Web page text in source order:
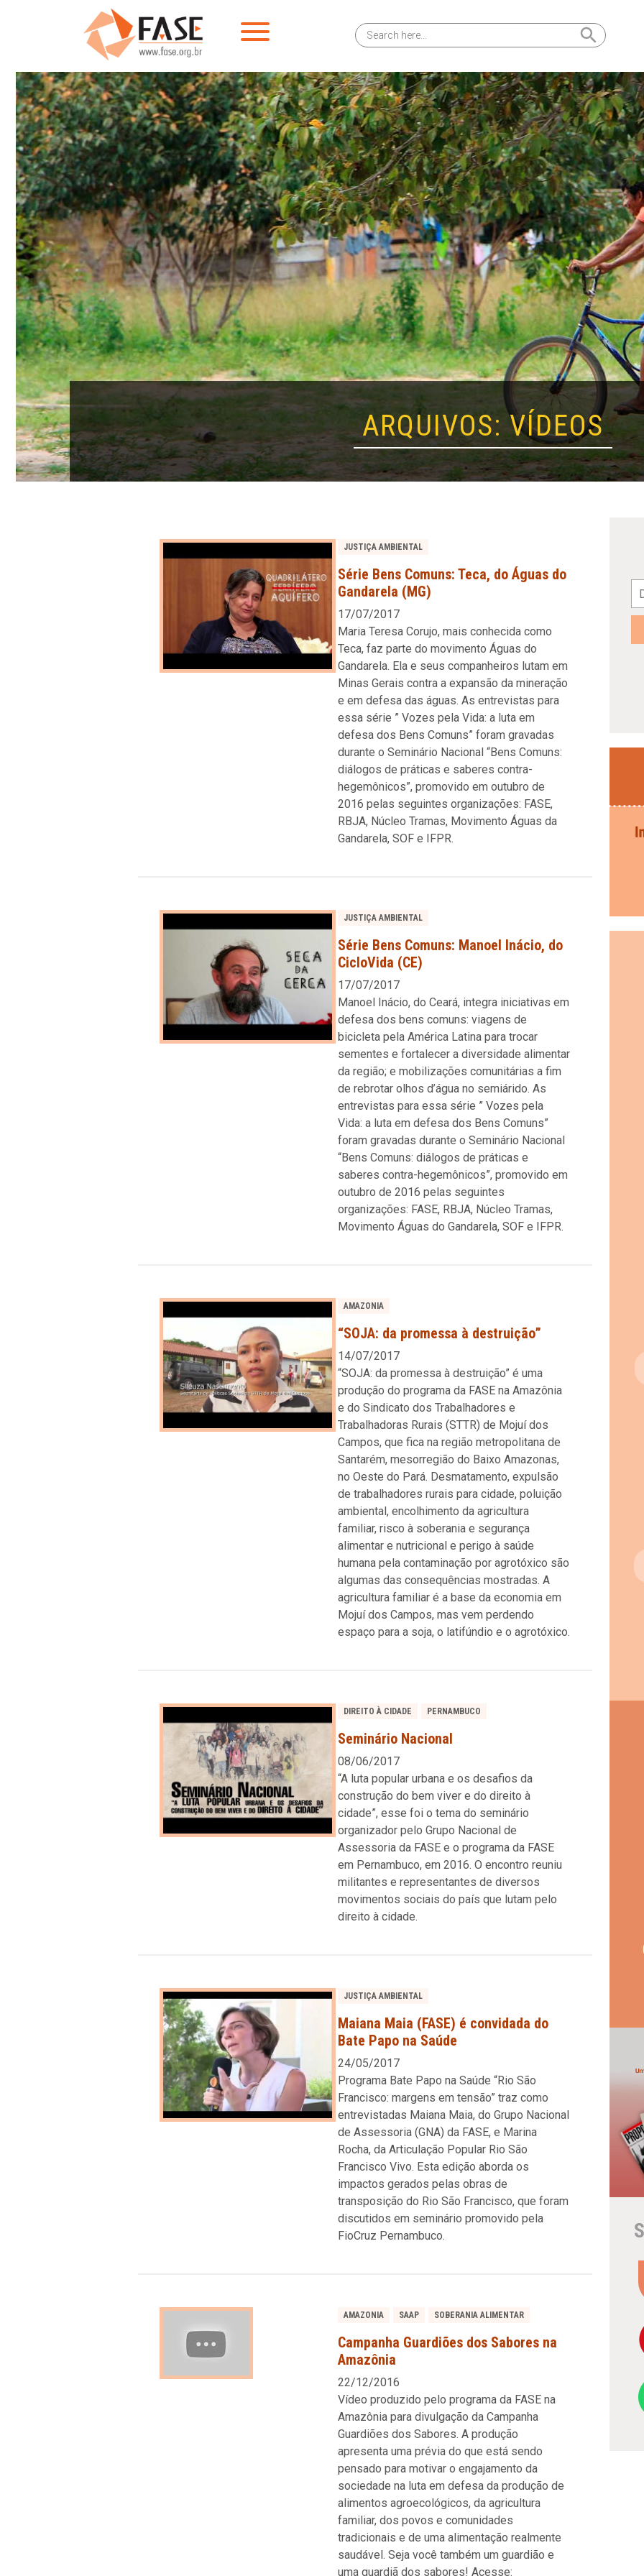
Search
for:
Search Button
ARQUIVOS:VÍDEOS
JUSTIÇA AMBIENTAL
Série Bens Comuns: Teca, do Águas do
Gandarela (MG)
17/07/2017
Maria Teresa Corujo, mais conhecida como
Teca, faz parte do movimento Águas do
Gandarela. Ela e seus companheiros lutam em
Minas Gerais contra a expansão da mineração
e em defesa das águas. As entrevistas para
essa série ” Vozes pela Vida: a luta em
defesa dos Bens Comuns” foram gravadas
durante o Seminário Nacional “Bens Comuns:
diálogos de práticas e saberes contra-
hegemônicos”, promovido em outubro de
2016 pelas seguintes organizações: FASE,
RBJA, Núcleo Tramas, Movimento Águas da
Gandarela, SOF e IFPR.
JUSTIÇA AMBIENTAL
Série Bens Comuns: Manoel Inácio, do
CicloVida (CE)
17/07/2017
Manoel Inácio, do Ceará, integra iniciativas em
defesa dos bens comuns: viagens de
bicicleta pela América Latina para trocar
sementes e fortalecer a diversidade alimentar
da região; e mobilizações comunitárias a fim
de rebrotar olhos d’água no semiárido. As
entrevistas para essa série ” Vozes pela
Vida: a luta em defesa dos Bens Comuns”
foram gravadas durante o Seminário Nacional
“Bens Comuns: diálogos de práticas e
saberes contra-hegemônicos”, promovido em
outubro de 2016 pelas seguintes
organizações: FASE, RBJA, Núcleo Tramas,
Movimento Águas do Gandarela, SOF e IFPR.
AMAZONIA
“SOJA: da promessa à destruição”
14/07/2017
“SOJA: da promessa à destruição” é uma
produção do programa da FASE na Amazônia
e do Sindicato dos Trabalhadores e
Trabalhadoras Rurais (STTR) de Mojuí dos
Campos, que fica na região metropolitana de
Santarém, mesorregião do Baixo Amazonas,
no Oeste do Pará. Desmatamento, expulsão
de trabalhadores rurais para cidade, poluição
ambiental, encolhimento da agricultura
familiar, risco à soberania e segurança
alimentar e nutricional e perigo à saúde
humana pela contaminação por agrotóxico são
algumas das consequências mostradas. A
agricultura familiar é a base da economia em
Mojuí dos Campos, mas vem perdendo
espaço para a soja, o latifúndio e o agrotóxico.
DIREITO À CIDADE PERNAMBUCO
Seminário Nacional
08/06/2017
“A luta popular urbana e os desafios da
construção do bem viver e do direito à
cidade”, esse foi o tema do seminário
organizador pelo Grupo Nacional de
Assessoria da FASE e o programa da FASE
em Pernambuco, em 2016. O encontro reuniu
militantes e representantes de diversos
movimentos sociais do país que lutam pelo
direito à cidade.
JUSTIÇA AMBIENTAL
Maiana Maia (FASE) é convidada do
Bate Papo na Saúde
24/05/2017
Programa Bate Papo na Saúde “Rio São
Francisco: margens em tensão” traz como
entrevistadas Maiana Maia, do Grupo Nacional
de Assessoria (GNA) da FASE, e Marina
Rocha, da Articulação Popular Rio São
Francisco Vivo. Esta edição aborda os
impactos gerados pelas obras de
transposição do Rio São Francisco, que foram
discutidos em seminário promovido pela
FioCruz Pernambuco.
AMAZONIA SAAP SOBERANIA ALIMENTAR
Campanha Guardiões dos Sabores na
Amazônia
22/12/2016
Vídeo produzido pelo programa da FASE na
Amazônia para divulgação da Campanha
Guardiões dos Sabores. A produção
apresenta uma prévia do que está sendo
pensado para motivar o engajamento da
sociedade na luta em defesa da produção de
alimentos agroecológicos, da agricultura
familiar, dos povos e comunidades
tradicionais e de uma alimentação realmente
saudável. Seja você também um guardião e
uma guardiã dos sabores! Acesse: